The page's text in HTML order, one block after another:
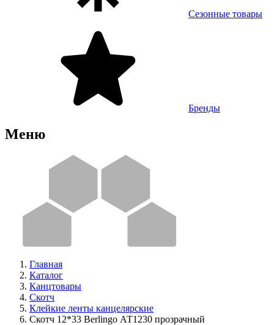
Сезонные товары
Бренды
Меню
Главная
Каталог
Канцтовары
Скотч
Клейкие ленты канцелярские
Скотч 12*33 Berlingo АТ1230 прозрачный